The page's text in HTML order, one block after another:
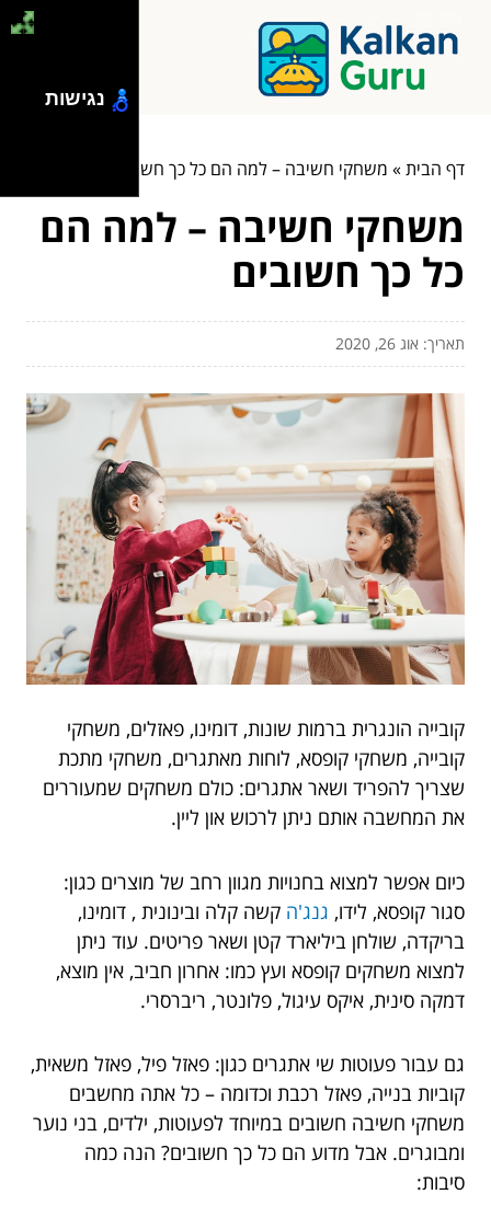
דף הבית» משחקי חשיבה – למה הם כל כך חשובים
משחקי חשיבה – למה הם
כל כך חשובים
תאריך: אוג 26, 2020
קובייה הונגרית ברמות שונות, דומינו, פאזלים, משחקי
קובייה, משחקי קופסא, לוחות מאתגרים, משחקי מתכת
שצריך להפריד ושאר אתגרים: כולם משחקים שמעוררים
את המחשבה אותם ניתן לרכוש און ליין.
כיום אפשר למצוא בחנויות מגוון רחב של מוצרים כגון:
סגור קופסא, לידו, גנג'ה קשה קלה ובינונית , דומינו,
בריקדה, שולחן ביליארד קטן ושאר פריטים. עוד ניתן
למצוא משחקים קופסא ועץ כמו: אחרון חביב, אין מוצא,
דמקה סינית, איקס עיגול, פלונטר, ריברסרי.
גם עבור פעוטות שי אתגרים כגון: פאזל פיל, פאזל משאית,
קוביות בנייה, פאזל רכבת וכדומה – כל אתה מחשבים
משחקי חשיבה חשובים במיוחד לפעוטות, ילדים, בני נוער
ומבוגרים. אבל מדוע הם כל כך חשובים? הנה כמה
סיבות:
נגישות